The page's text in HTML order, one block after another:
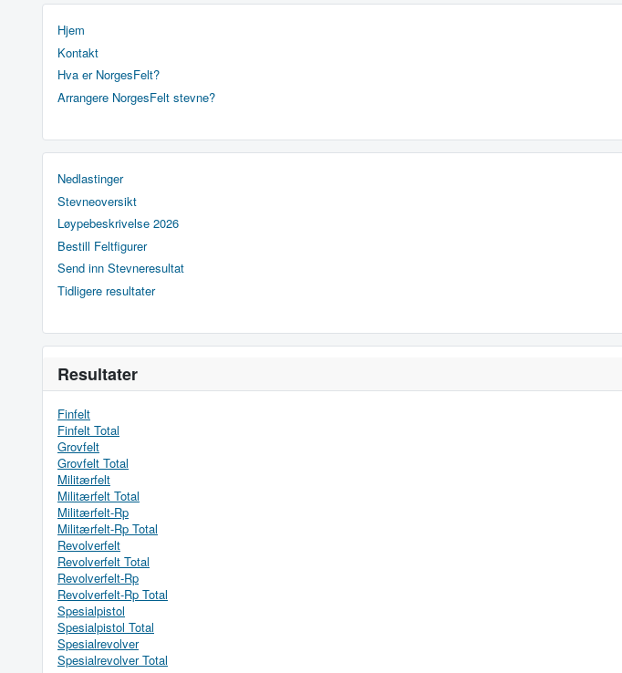
Hjem
Kontakt
Hva er NorgesFelt?
Arrangere NorgesFelt stevne?
Nedlastinger
Stevneoversikt
Løypebeskrivelse 2026
Bestill Feltfigurer
Send inn Stevneresultat
Tidligere resultater
Resultater
Finfelt
Finfelt Total
Grovfelt
Grovfelt Total
Militærfelt
Militærfelt Total
Militærfelt-Rp
Militærfelt-Rp Total
Revolverfelt
Revolverfelt Total
Revolverfelt-Rp
Revolverfelt-Rp Total
Spesialpistol
Spesialpistol Total
Spesialrevolver
Spesialrevolver Total